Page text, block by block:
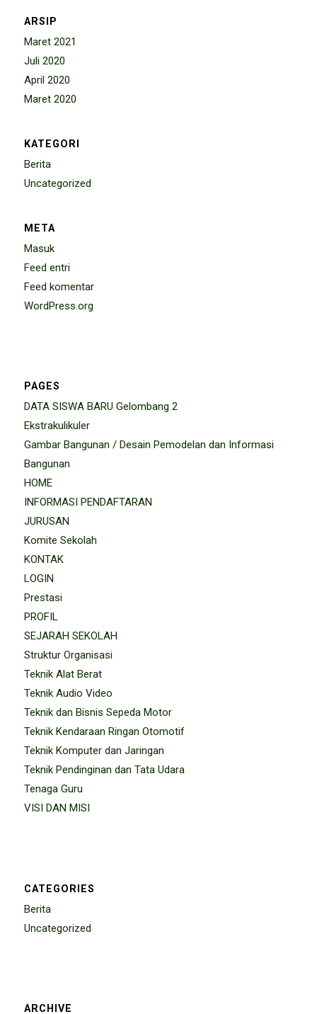
ARSIP
Maret 2021
Juli 2020
April 2020
Maret 2020
KATEGORI
Berita
Uncategorized
META
Masuk
Feed entri
Feed komentar
WordPress.org
PAGES
DATA SISWA BARU Gelombang 2
Ekstrakulikuler
Gambar Bangunan / Desain Pemodelan dan Informasi
Bangunan
HOME
INFORMASI PENDAFTARAN
JURUSAN
Komite Sekolah
KONTAK
LOGIN
Prestasi
PROFIL
SEJARAH SEKOLAH
Struktur Organisasi
Teknik Alat Berat
Teknik Audio Video
Teknik dan Bisnis Sepeda Motor
Teknik Kendaraan Ringan Otomotif
Teknik Komputer dan Jaringan
Teknik Pendinginan dan Tata Udara
Tenaga Guru
VISI DAN MISI
CATEGORIES
Berita
Uncategorized
ARCHIVE